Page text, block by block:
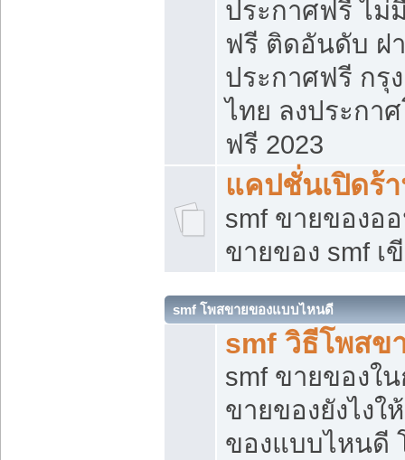
ประกาศฟรี ไม่
ฟรี ติดอันดับ ฝ
ประกาศฟรี กรุ
ไทย ลงประกา
ฟรี 2023
แคปชั่นเปิดร้
smf ขายของอ
ขายของ smf เ
smf โพสขายของแบบไหนดี
smf วิธีโพสข
smf ขายของใ
ขายของยังไง
ของแบบไหนดี